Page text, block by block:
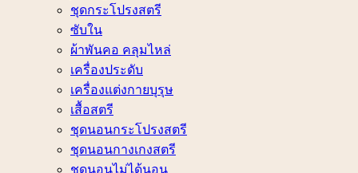
ชุดกระโปรงสตรี
ซับใน
ผ้าพันคอ คลุมไหล่
เครื่องประดับ
เครื่องแต่งกายบุรุษ
เสื้อสตรี
ชุดนอนกระโปรงสตรี
ชุดนอนกางเกงสตรี
ชุดนอนไม่ได้นอน